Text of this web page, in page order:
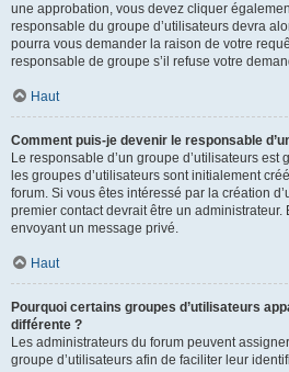
une approbation, vous devez cliquer
responsable du groupe d’utilisateurs devra
pourra vous demander la raison de votre
responsable de groupe s’il refuse votre
Haut
Comment puis-je devenir le responsable
Le responsable d’un groupe d’utilisateurs
les groupes d’utilisateurs sont initialement
forum. Si vous êtes intéressé par la création
premier contact devrait être un administrateur.
envoyant un message privé.
Haut
Pourquoi certains groupes d’utilisateurs
différente ?
Les administrateurs du forum peuvent
groupe d’utilisateurs afin de faciliter leur